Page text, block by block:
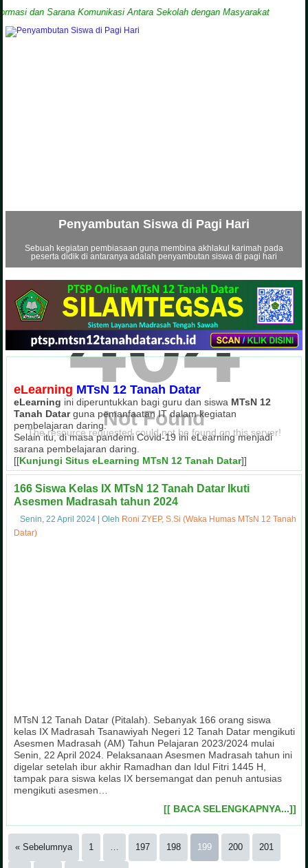
Sarana Komunikasi Antara Sekolah dengan Masyarakat
Upacara Bendera Hari
Pelaksanaan upacara bendera setiap hari Senin pagi,
Ekstrakurikuler Tahfizh Al-Qur'an
Tahfizh Al-Qur'an merupakan salah satu kegiatan ekstrakurikuler unggulan
MTsN 12 Tanah Datar
Penyambutan Siswa di Pagi Hari
Sebuah kegiatan pembiasaan guna membina akhlakul karimah pada
peserta didik di antaranya adalah penyambutan siswa di pagi hari
Penilaian Lomba Sekolah
Kegiatan Penilaian Lomba Sekolah Sehat (LSS) MTsN 12 Tanah
Masa Ta'aruf Siswa Madrasah
Masa Ta'aruf Siswa Madrasah (Matsama) di MTsN 12 Tanah Datar
Kegiatan Pramuka MTsN 12
Ekstrakurikuler Pramuka juga menjadi wadah dalam membina mental
Kegiatan OSIM Cup MTsN 12
Kegiatan OSIM Cup MTsN 12 Tanah Datar sebagai wujud partisipasi
Juara I Sepak Bola OSIM Cup
MTsN 12 Tanah Datar meraih Juara I Sepak Bola pada kegiatan
Gotong Royong di
Kegiatan gotong royong di lingkungan masyarakat sebagai wujud
eLearning MTsN 12 Tanah Datar
eLearning ini diperuntukkan bagi guru dan siswa MTsN 12
Tanah Datarguna pemanfaatan IT dalam kegiatan
pembelajaran daring.
Selain itu, di masa pandemi Covid-19 ini eLearning menjadi
sarana pembelajaran daring.
[[Kunjungi Situs eLearning MTsN 12 Tanah Datar]]
166 Siswa Kelas IX MTsN 12 Tanah Datar Ikuti
Asesmen Madrasah tahun 2024
Senin, 22 April 2024 |Oleh Roni ZYEP, S.Si (Waka Humas MTsN 12 Tanah
Datar)
MTsN 12 Tanah Datar (Pitalah). Sebanyak 166 orang siswa
kelas IX Madrasah Tsanawiyah Negeri 12 Tanah Datar mengikuti
Asesmen Madrasah (AM) Tahun Pelajaran 2023/2024 mulai
Senin, 22 April 2024. Pelaksanaan Asesmen Madrasah tahun ini
digelar setelah ibur akhir Ramadhan dan Idul Fitri 1445 H,
tampak para siswa kelas IX bersemangat dan penuh antusias
mengikuti asesmen…
[[ BACA SELENGKAPNYA...]]
« Sebelumnya 1 … 197 198 199 200 201
404
Not Found
The resource requested could not be found on this server!